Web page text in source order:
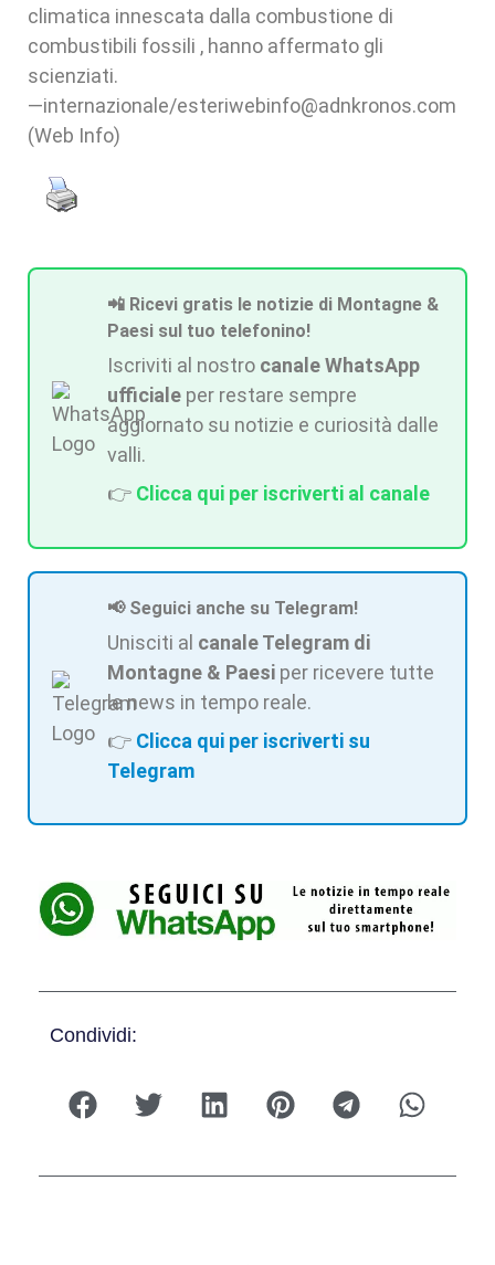
climatica innescata dalla combustione di
combustibili fossili , hanno affermato gli
scienziati.
—internazionale/esteriwebinfo@adnkronos.com
(Web Info)
📲 Ricevi gratis le notizie di Montagne &
Paesi sul tuo telefonino!
Iscriviti al nostro canale WhatsApp
ufficiale per restare sempre
aggiornato su notizie e curiosità dalle
valli.
👉 Clicca qui per iscriverti al canale
📢 Seguici anche su Telegram!
Unisciti al canale Telegram di
Montagne & Paesi per ricevere tutte
le news in tempo reale.
👉 Clicca qui per iscriverti su
Telegram
Condividi: